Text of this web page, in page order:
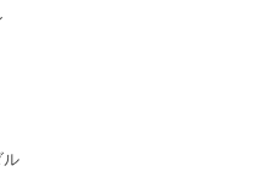
ル